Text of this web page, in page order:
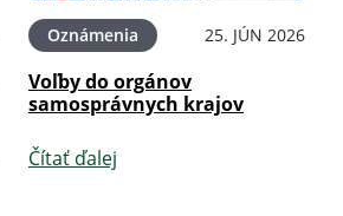
Oznámenia 25. JÚN 2026
Voľby do orgánov
samosprávnych krajov
Čítať ďalej